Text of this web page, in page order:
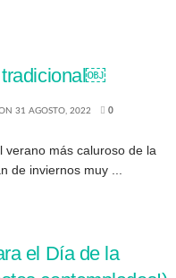
tradicional￼
31 AGOSTO, 2022 0
verano más caluroso de la
de inviernos muy ...
el Día de la